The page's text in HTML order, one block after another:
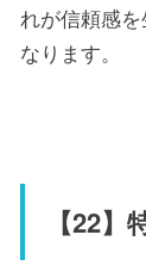
れが信頼感
なります。
【22